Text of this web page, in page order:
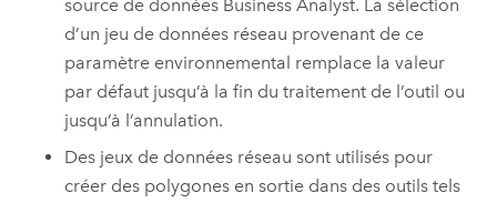
source de données Business Analyst. La sélection
d’un jeu de données réseau provenant de ce
paramètre environnemental remplace la valeur
par défaut jusqu’à la fin du traitement de l’outil ou
jusqu’à l’annulation.
Des jeux de données réseau sont utilisés pour
créer des polygones en sortie dans des outils tels